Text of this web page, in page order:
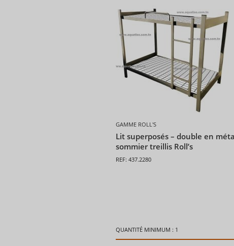
GAMME ROLL'S
Lit superposés – double en
sommier treillis Roll’s
REF: 437.2280
QUANTITÉ MINIMUM : 1